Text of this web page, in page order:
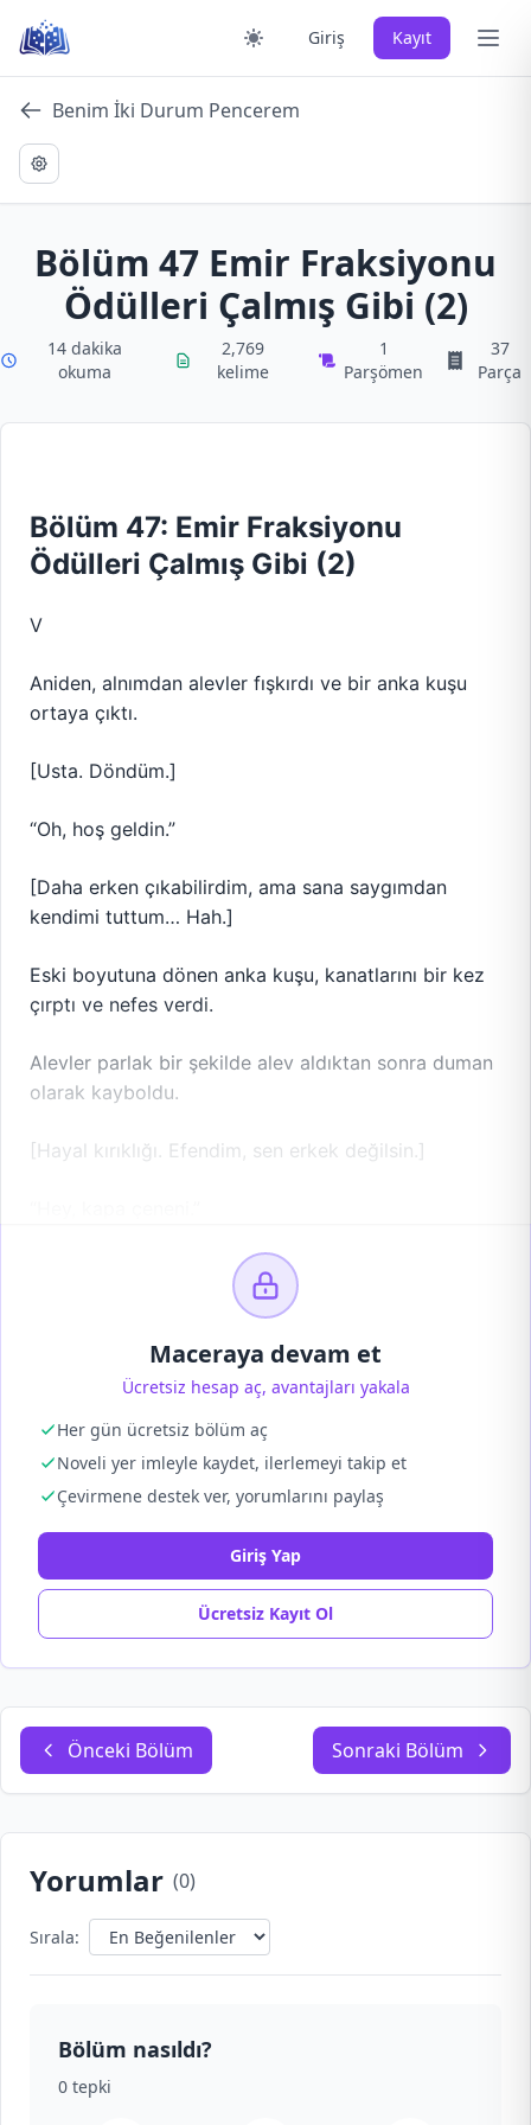
content
Giriş Kayıt Ana
Benim İki Durum Pencerem
Bölüm 47 Emir Fraksiyonu
Ödülleri Çalmış Gibi (2)
14 dakika
okuma
2,769
kelime
1
Parşömen
37
Parça
Bölüm 47: Emir Fraksiyonu
Ödülleri Çalmış Gibi (2)
V
Aniden, alnımdan alevler fışkırdı ve bir anka kuşu
ortaya çıktı.
[Usta. Döndüm.]
“Oh, hoş geldin.”
[Daha erken çıkabilirdim, ama sana saygımdan
kendimi tuttum… Hah.]
Eski boyutuna dönen anka kuşu, kanatlarını bir kez
çırptı ve nefes verdi.
Alevler parlak bir şekilde alev aldıktan sonra duman
olarak kayboldu.
[Hayal kırıklığı. Efendim, sen erkek değilsin.]
Maceraya devam et
Ücretsiz hesap aç, avantajları yakala
Her gün ücretsiz bölüm aç
Noveli yer imleyle kaydet, ilerlemeyi takip et
Çevirmene destek ver, yorumlarını paylaş
Giriş Yap
Ücretsiz Kayıt Ol
Önceki Bölüm Sonraki Bölüm
Yorumlar (0)
Sırala:
Bölüm nasıldı?
0 tepki